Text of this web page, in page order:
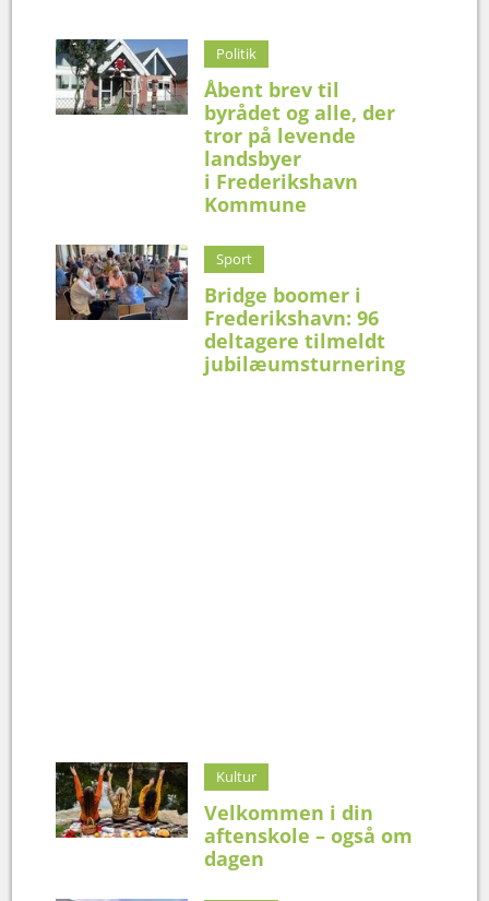
Politik
Åbent brev til
byrådet og alle, der
tror på levende
landsbyer
i Frederikshavn
Kommune
Sport
Bridge boomer i
Frederikshavn: 96
deltagere tilmeldt
jubilæumsturnering
Kultur
Velkommen i din
aftenskole – også om
dagen